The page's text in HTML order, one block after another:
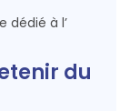
dédié à l’
du